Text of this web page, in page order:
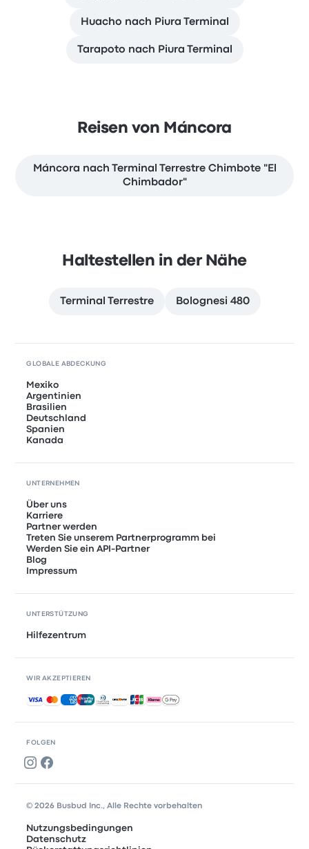
Huacho nach Piura Terminal
Tarapoto nach Piura Terminal
Reisen von Máncora
Máncora nach Terminal Terrestre Chimbote "El
Chimbador"
Haltestellen in der Nähe
Terminal Terrestre Bolognesi 480
FOLGEN
GLOBALE ABDECKUNG
Mexiko
Argentinien
Brasilien
Deutschland
Spanien
Kanada
UNTERNEHMEN
Über uns
Karriere
Partner werden
Treten Sie unserem Partnerprogramm bei
Werden Sie ein API-Partner
Blog
Impressum
UNTERSTÜTZUNG
Hilfezentrum
WIR AKZEPTIEREN
Akzeptierte Zahlungsmethoden
© 2026 Busbud Inc., Alle Rechte vorbehalten
Nutzungsbedingungen
Datenschutz